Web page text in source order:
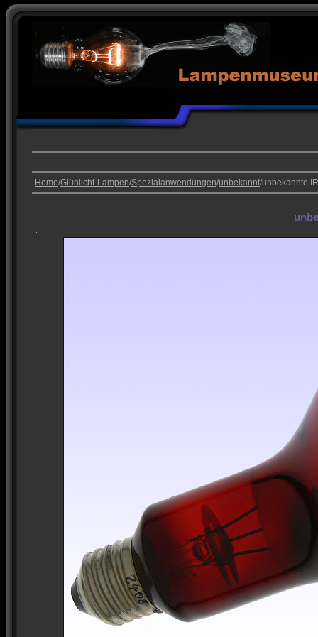
Home/Glühlicht-Lampen/Spezialanwendungen/unbekannt/unbekannte